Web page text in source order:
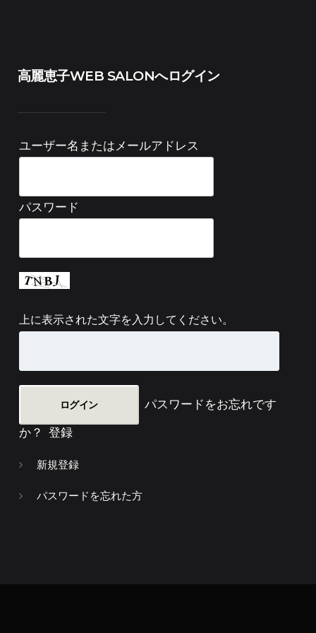
高麗恵子WEB SALONへログイン
ユーザー名またはメールアドレス
パスワード
上に表示された文字を入力してください。
パスワードをお忘れです
か？ 登録
新規登録
パスワードを忘れた方